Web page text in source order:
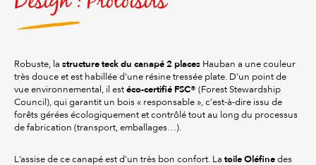
Robuste, la structure teckdu canapé 2 places Hauban a une couleur
très douce et est habillée d'une résine tressée plate. D’un point de
vue environnemental, il est éco-certifié FSC® (Forest Stewardship
Council), qui garantit un bois « responsable », c’est-à-dire issu de
forêts gérées écologiquement et contrôlé tout au long du processus
de fabrication (transport, emballages…).
L’assise de ce canapé est d’un très bon confort. La toile Oléfine des